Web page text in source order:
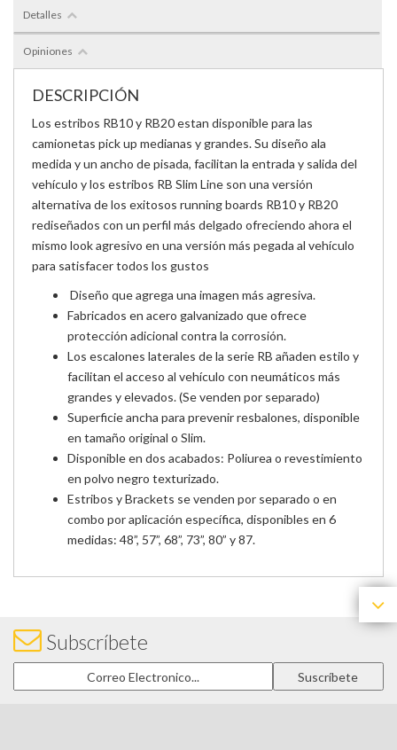
Detalles
Opiniones
DESCRIPCIÓN
Los estribos RB10 y RB20 estan disponible para las
camionetas pick up medianas y grandes. Su diseño ala
medida y un ancho de pisada, facilitan la entrada y salida del
vehículo y los estribos RB Slim Line son una versión
alternativa de los exitosos running boards RB10 y RB20
rediseñados con un perfil más delgado ofreciendo ahora el
mismo look agresivo en una versión más pegada al vehículo
para satisfacer todos los gustos
Diseño que agrega una imagen más agresiva.
Fabricados en acero galvanizado que ofrece
protección adicional contra la corrosión.
Los escalones laterales de la serie RB añaden estilo y
facilitan el acceso al vehículo con neumáticos más
grandes y elevados. (Se venden por separado)
Superficie ancha para prevenir resbalones, disponible
en tamaño original o Slim.
Disponible en dos acabados: Poliurea o revestimiento
en polvo negro texturizado.
Estribos y Brackets se venden por separado o en
combo por aplicación específica, disponibles en 6
medidas: 48”, 57”, 68”, 73”, 80” y 87.
Subscríbete